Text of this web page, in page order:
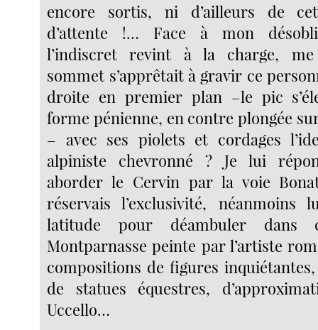
encore sortis, ni d’ailleurs de
d’attente !… Face à mon
l’indiscret revint à la charge,
sommet s’apprêtait à gravir ce
droite en premier plan –le pic
forme pénienne, en contre plongée
– avec ses piolets et cordages
alpiniste chevronné ? Je lui
aborder le Cervin par la voie
réservais l’exclusivité, néanmoins
latitude pour déambuler dans
Montparnasse peinte par l’artiste
compositions de figures
de statues équestres,
Uccello…